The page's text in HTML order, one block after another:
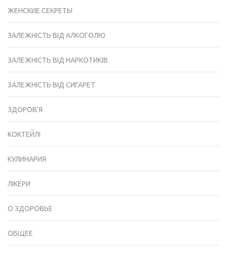
ЖЕНСКИЕ СЕКРЕТЫ
ЗАЛЕЖНІСТЬ ВІД АЛКОГОЛЮ
ЗАЛЕЖНІСТЬ ВІД НАРКОТИКІВ
ЗАЛЕЖНІСТЬ ВІД СИГАРЕТ
ЗДОРОВ'Я
КОКТЕЙЛІ
КУЛИНАРИЯ
ЛІКЕРИ
О ЗДОРОВЬЕ
ОБЩЕЕ